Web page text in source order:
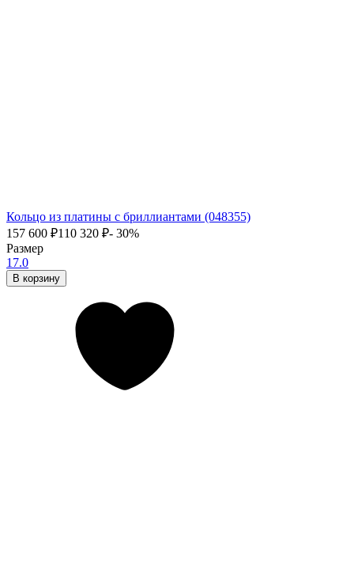
Кольцо из платины с бриллиантами (048355)
157 600 ₽110 320 ₽- 30%
Размер
17.0
В корзину